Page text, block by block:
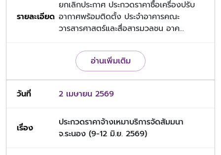
ยกเลิกประกาศ ประกวดราคาซื้อเครื่องปรับ
อากาศพร้อมติดตั้ง ประจำอาคารคณะ
วารสารศาสตร์และสื่อสารมวลชน อาค...
อ่านเพิ่มเติม
2 เมษายน 2569
ประกวดราคาจ้างเหมาบริการจัดสัมมนา
จ.ระนอง (9-12 มิ.ย. 2569)